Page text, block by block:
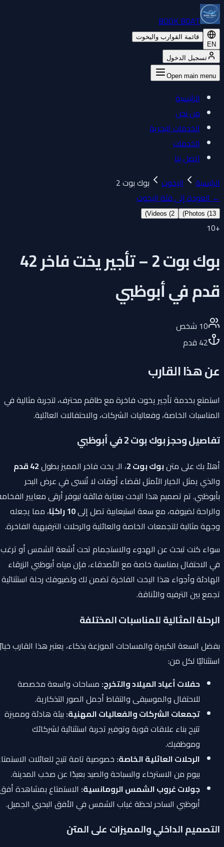
BOOK BOAT
EN
قائمة القوارب واليخوت
تسجيل الدخول
Open main menu
الرئيسية
من نحن
الخدمات البحرية
الخدمات
اتصل بنا
الرئيسية
اليخوت
بوك بوت 2
←العودة إلى فئة اليخوت
Photos (13
)
Videos (
)
10
بوك بوت 2 – تأجير يخت فاخر 42
قدم في أبوظبي
10شخص
42قدم
عن هذا القارب
استمتع بخدمة تأجير يخوت فاخرة مع طاقم محترف، لتجربة مثالية في
المناسبات الخاصة، وفعاليات الشركات، والاحتفالات العائلية.
تفاصيل وحجز بوك بوت 2 في أبوظبي
أهلاً بك على متنبوك بوت 2 ، الـ يخت فاخر المميز بطول42 قدم
والذي يمثل الخيار الأمثل لقضاء أوقات لا تُنسى في عرض البحر
بأبوظبي. تم تصميم هذا اليخت بعناية فائقة ليوفر أرقى معايير الفخامة
والراحة لضيوفه، مع سعة استيعابية تصل إلى10 راكبًا
، مما يجعله
وجهة مثالية للتجمعات الخاصة والعائلية والرحلات الترفيهية الفاخرة.
سواء كنت تبحث عن الهدوء والاستجمام تحت أشعة الشمس أو ترغب
في الاحتفال بمناسبة خاصة مع الأصدقاء، فإن مياه أبوظبي الزرقاء
الهادئة وأجواء هذا اليخت الفاخرة تضمن لك ولضيوفك رحلة استثنائية
تجمع بين الترفيه والأناقة.
الرحلة المثالية للمناسبات المختلفة
بفضل السعة الكبيرة والمساحات الموزعة بذكاء، يعتبر هذا القارب خيارًا
استثنائيًا لكل من:
حفلات أعياد الميلاد والتخرج:مساحات واسعة مخصصة
للاحتفال والموسيقى والتقاط أجمل الصور التذكارية.
تجمعات الشركات والفعاليات المهنية:بيئة هادئة ومميزة
تتيح بناء علاقات قوية وتوفير تجربة استثنائية لشركائك
وموظفيك.
الرحلات العائلية الخاصة:خصوصية تامة تتيح للعائلات الاستمتاع
بيوم من الاسترخاء والسباحة والصيد بعيدًا عن صخب المدينة.
جولات غروب الشمس الرومانسية:الاستمتاع بمشاهدة أفق
أبوظبي الساحر لحظة غياب الشمس في الأفق البحري الجميل.
التصميم الداخلي والمميزات على المتن